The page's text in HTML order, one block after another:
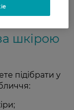
шкірою
підібрати у